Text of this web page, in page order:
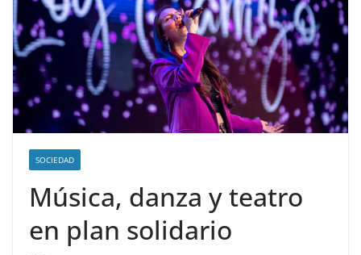
SOCIEDAD
Música, danza y teatro
en plan solidario